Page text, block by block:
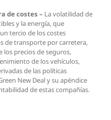
de costes – La volatilidad de
y la energía, que
tercio de los costes
de transporte por carretera,
precios de seguros,
de los vehículos,
de las políticas
New Deal y su apéndice
de estas compañías.